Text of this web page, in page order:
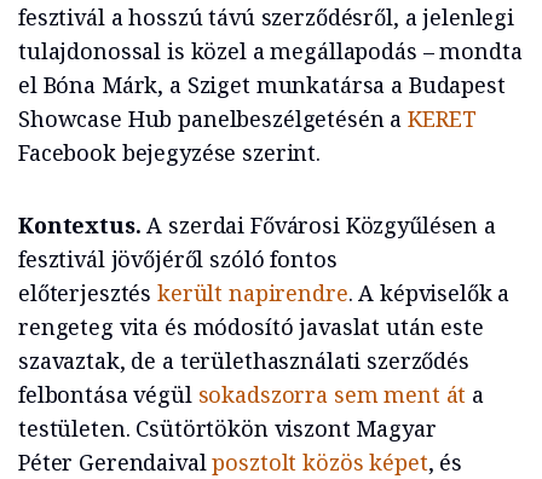
fesztivál a hosszú távú szerződésről, a jelenlegi
tulajdonossal is közel a megállapodás – mondta
el Bóna Márk, a Sziget munkatársa a Budapest
Showcase Hub panelbeszélgetésén aKERET
Facebook bejegyzése szerint.
Kontextus.A szerdai Fővárosi Közgyűlésen a
fesztivál jövőjéről szóló fontos
előterjesztés került napirendre. A képviselők a
rengeteg vita és módosító javaslat után este
szavaztak, de a területhasználati szerződés
felbontása végül sokadszorra sem ment át a
testületen. Csütörtökön viszont Magyar
Péter Gerendaivalposztolt közös képet, és